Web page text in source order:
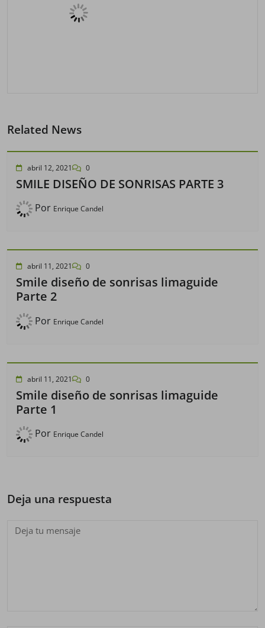
Related News
abril 12, 2021 0
SMILE DISEÑO DE SONRISAS PARTE 3
Por Enrique Candel
abril 11, 2021 0
Smile diseño de sonrisas limaguide
Parte 2
Por Enrique Candel
abril 11, 2021 0
Smile diseño de sonrisas limaguide
Parte 1
Por Enrique Candel
Deja una respuesta